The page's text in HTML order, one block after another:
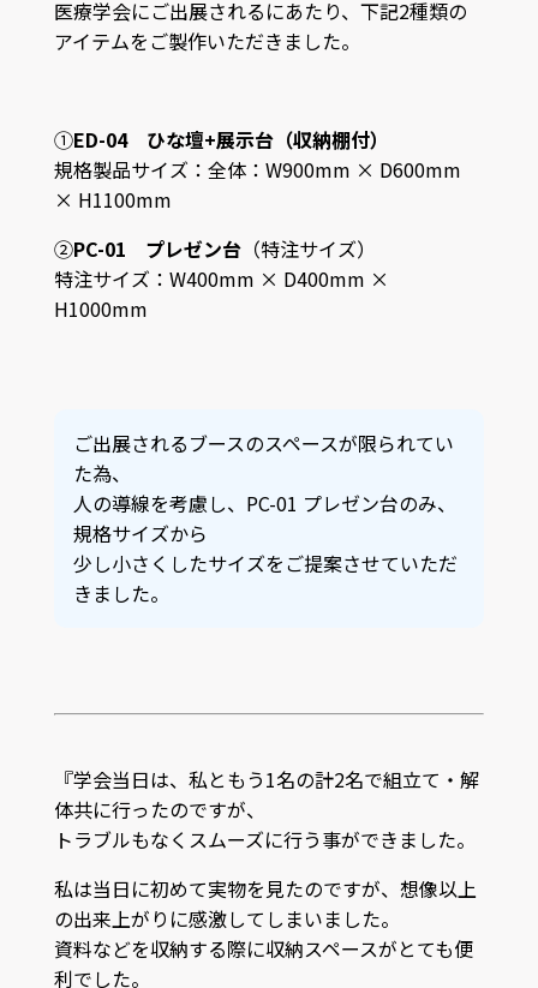
医療学会にご出展されるにあたり、下記2種類の
アイテムをご製作いただきました。
①ED-04 ひな壇+展示台（収納棚付）
規格製品サイズ：全体：W900mm × D600mm
× H1100mm
②PC-01 プレゼン台 （特注サイズ）
特注サイズ：W400mm × D400mm ×
H1000mm
ご出展されるブースのスペースが限られてい
た為、
人の導線を考慮し、PC-01 プレゼン台のみ、
規格サイズから
少し小さくしたサイズをご提案させていただ
きました。
『学会当日は、私ともう1名の計2名で組立て・解
体共に行ったのですが、
トラブルもなくスムーズに行う事ができました。
私は当日に初めて実物を見たのですが、想像以上
の出来上がりに感激してしまいました。
資料などを収納する際に収納スペースがとても便
利でした。